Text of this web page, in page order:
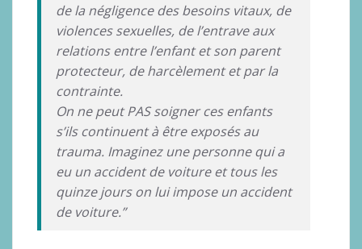
de la négligence des besoins vitaux, de
violences sexuelles, de l’entrave aux
relations entre l’enfant et son parent
protecteur, de harcèlement et par la
contrainte.
On ne peut PAS soigner ces enfants
s’ils continuent à être exposés au
trauma. Imaginez une personne qui a
eu un accident de voiture et tous les
quinze jours on lui impose un accident
de voiture.”